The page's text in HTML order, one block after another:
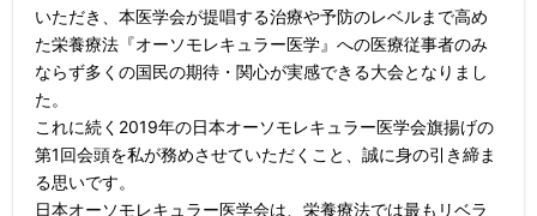
いただき、本医学会が提唱する治療や予防のレベルまで高め
た栄養療法『オーソモレキュラー医学』への医療従事者のみ
ならず多くの国民の期待・関心が実感できる大会となりまし
た。
これに続く2019年の日本オーソモレキュラー医学会旗揚げの
第1回会頭を私が務めさせていただくこと、誠に身の引き締ま
る思いです。
日本オーソモレキュラー医学会は、栄養療法では最もリベラ